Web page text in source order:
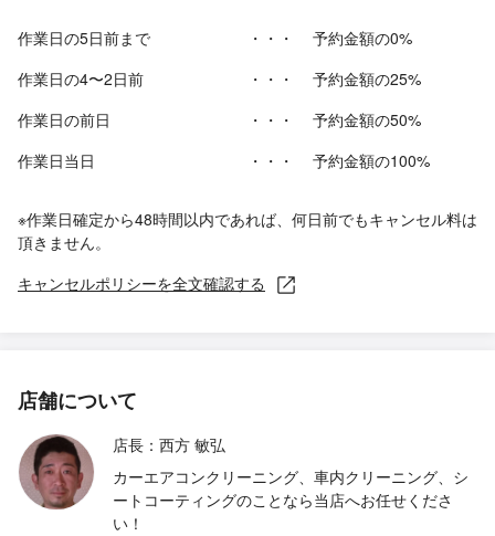
作業日の5日前まで ・・・
予約金額の0%
作業日の4〜2日前
・・・
予約金額の25%
作業日の前日
・・・
予約金額の50%
作業日当日
・・・ 予約金額の100%
※作業日確定から48時間以内であれば、何日前でもキャンセル料は
頂きません。
キャンセルポリシーを全文確認する
店舗について
店長：西方 敏弘
カーエアコンクリーニング、車内クリーニング、シ
ートコーティングのことなら当店へお任せくださ
い！